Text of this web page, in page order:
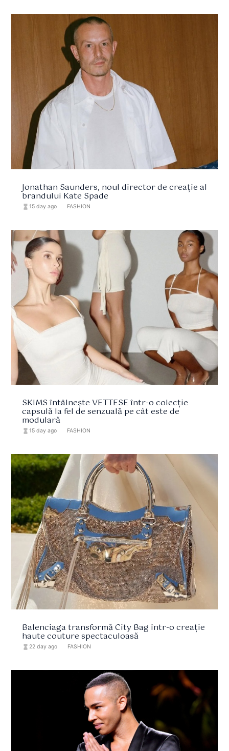
Jonathan Saunders, noul director de creație al
brandului Kate Spade
hourglass_full 15 day ago FASHION
SKIMS întâlnește VETTESE într-o colecție
capsulă la fel de senzuală pe cât este de
modulară
hourglass_full 15 day ago FASHION
Balenciaga transformă City Bag într-o creație
haute couture spectaculoasă
hourglass_full 22 day ago FASHION